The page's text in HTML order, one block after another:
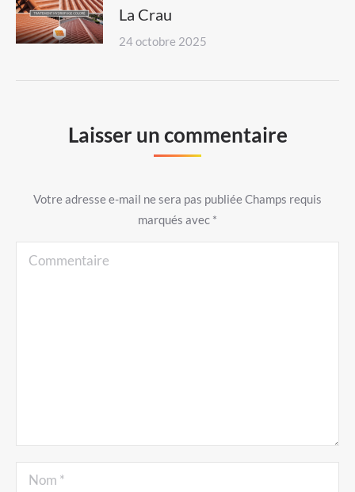
La Crau
24 octobre 2025
Laisser un commentaire
Votre adresse e-mail ne sera pas publiée Champs requis
marqués avec *
Commentaire
Nom *